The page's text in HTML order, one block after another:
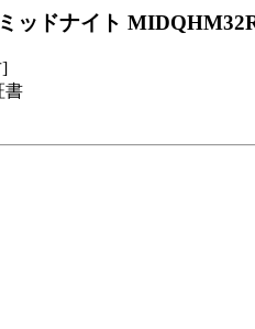
ッドナイト
]
書